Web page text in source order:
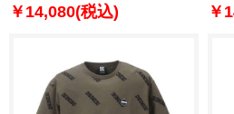
1278-3608-1 3L 4L 5L 6L
￥14,080(税込) ￥